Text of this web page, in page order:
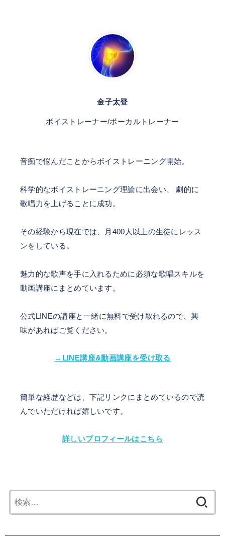
金子太登
ボイストレーナー/ボーカルトレーナー
音痴で悩んだことからボイストレーニング開始。
科学的なボイストレーニング理論に出会い、 劇的に
歌唱力を上げることに成功。
その経験から現在では、月400人以上の生徒にレッス
ンをしている。
魅力的な歌声を手に入れるために必須な歌唱スキルを
動画講座にまとめています。
公式LINEの講座と一緒に無料で受け取れるので、興
味があればご覧ください。
→LINE講座&動画講座を受け取る
簡単な経歴などは、下記リンクにまとめているので読
んでいただければ嬉しいです。
詳しいプロフィールはこちら
索: